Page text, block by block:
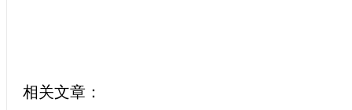
相关文章：